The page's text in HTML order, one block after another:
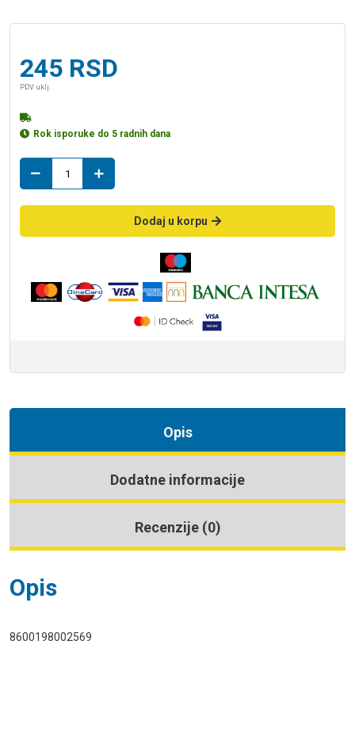
245 RSD
PDV uklj.
Rok isporuke do 5 radnih dana
20
u.n.
Dodaj u korpu
Opis
Dodatne informacije
Recenzije (0)
Opis
8600198002569